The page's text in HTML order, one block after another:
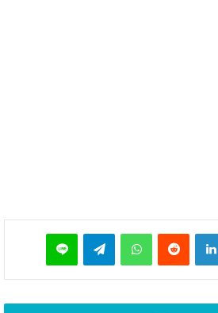
لینکدین‫رددیت واتس آپ تلگرام لاین